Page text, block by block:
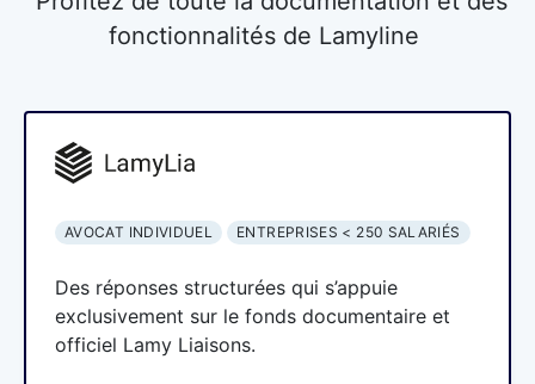
fonctionnalités de Lamyline
AVOCAT INDIVIDUEL ENTREPRISES < 250 SALARIÉS
Des réponses structurées qui s’appuie
exclusivement sur le fonds documentaire et
officiel Lamy Liaisons.